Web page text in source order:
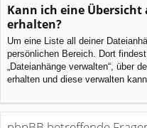
Kann ich eine
erhalten?
Um eine Liste all deiner
persönlichen Bereich. Dort
„Dateianhänge verwalten“, über
erhalten und diese verwalten